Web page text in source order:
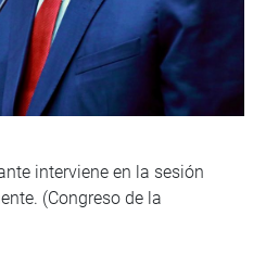
interviene en la sesión
(Congreso de la